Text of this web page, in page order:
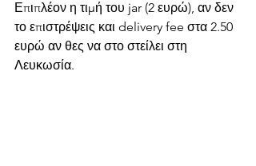
Επιπλέον η τιμή του jar (2 ευρώ), αν δεν
το επιστρέψεις και delivery fee στα 2.50
ευρώ αν θες να στο στείλει στη
Λευκωσία.